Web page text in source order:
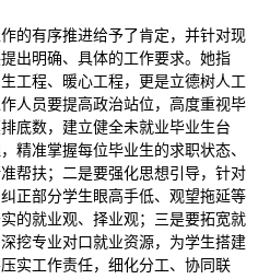
的有序推进给予了肯定，并针对现
出明确、具体的工作要求。她指
工程、暖心工程，更是立德树人工
人员要提高政治站位，高度重视毕
底数，建立健全未就业毕业生台
精准掌握每位毕业生的求职状态、
帮扶；二是要强化思想引导，针对
正部分学生眼高手低、观望拖延等
的就业观、择业观；三是要拓宽就
挖专业对口就业资源，为学生搭建
实工作责任，细化分工、协同联